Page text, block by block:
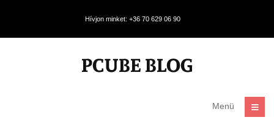
Hívjon minket: +36 70 629 06 90
Menü